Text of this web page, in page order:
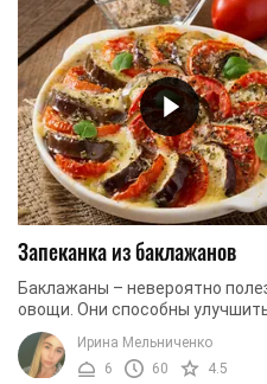
Запеканка из баклажанов
Баклажаны – невероятно
овощи. Они способны
память, а также служат
антиоксидантом. Кроме того,
употребление баклажанов ...
Ирина Мельниченко
6
60 4.5